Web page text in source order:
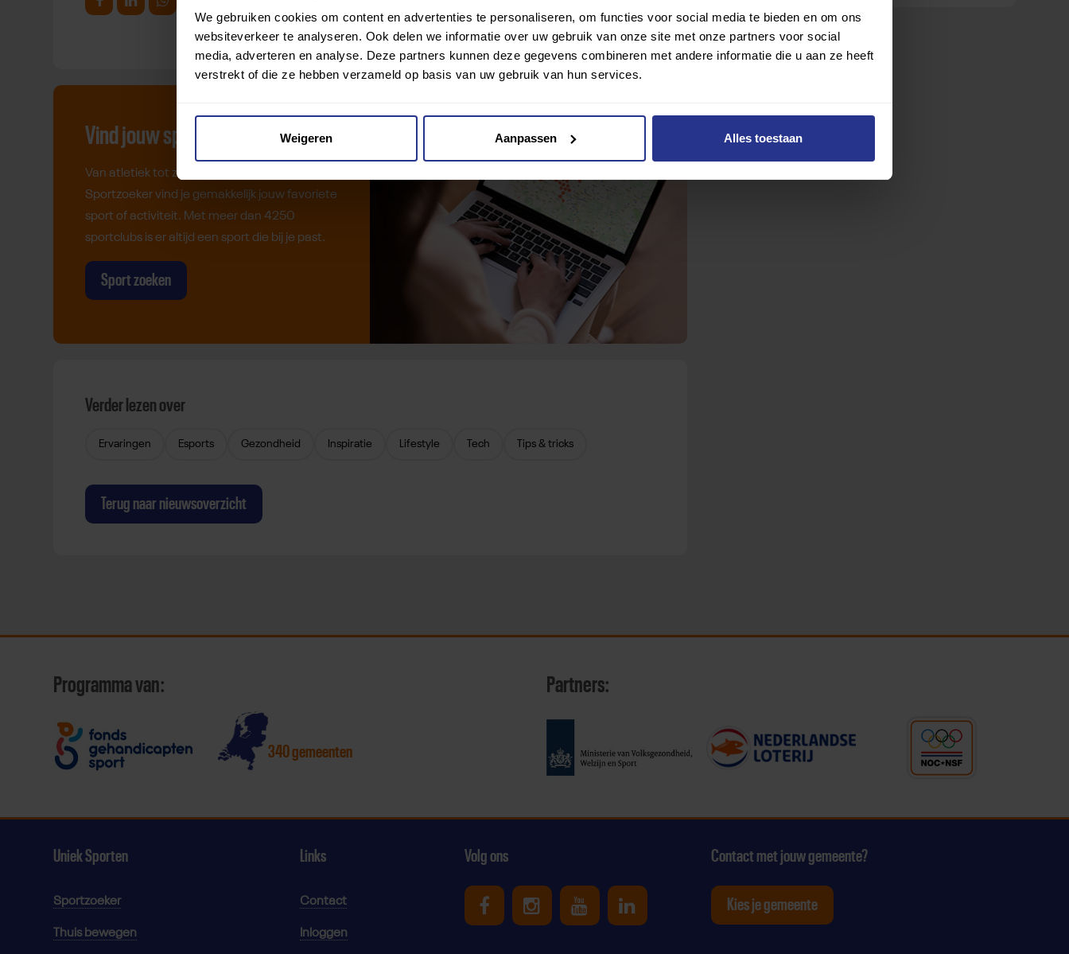
We gebruiken cookies om content en advertenties te personaliseren, om functies voor social media te bieden en om ons
websiteverkeer te analyseren. Ook delen we informatie over uw gebruik van onze site met onze partners voor social
media, adverteren en analyse. Deze partners kunnen deze gegevens combineren met andere informatie die u aan ze heeft
verstrekt of die ze hebben verzameld op basis van uw gebruik van hun services.
Weigeren Aanpassen Alles toestaan
Deel op Facebook
Deel op LinkedinDeel op Whatsapp
Vind jouw sport
Van atletiek tot zwemmen: met onze
Sportzoeker vind je gemakkelijk jouw favoriete
sport of activiteit. Met meer dan 4250
sportclubs is er altijd een sport die bij je past.
Sport zoeken
Verder lezen over
Ervaringen Esports Gezondheid Inspiratie Lifestyle Tech Tips & tricks
Terug naar nieuwsoverzicht
Programma van:
340 gemeenten
Partners:
Uniek Sporten
Sportzoeker
Thuis bewegen
Links
Contact
Inloggen
Volg ons
Uniek Sporten op Facebook
Uniek Sporten op Instagram
Uniek Sporten op Youtube
Uniek Sporten op Linkedin
Contact met jouw gemeente?
Kies je gemeente